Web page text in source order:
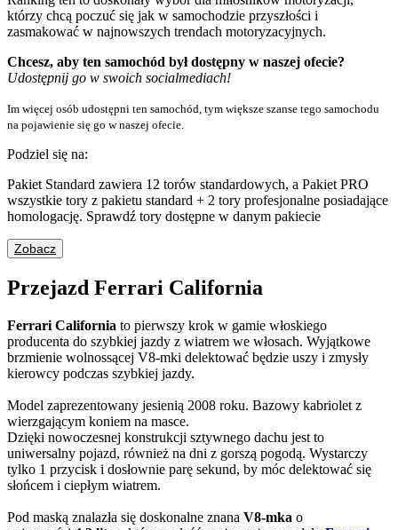
którzy chcą poczuć się jak w samochodzie przyszłości i
zasmakować w najnowszych trendach motoryzacyjnych.
Chcesz, aby ten samochód był dostępny w naszej ofecie?
Udostępnij go w swoich socialmediach!
Im więcej osób udostępni ten samochód, tym większe szanse tego samochodu
na pojawienie się go w naszej ofecie.
Podziel się na:
Pakiet Standard zawiera 12 torów standardowych, a Pakiet PRO
wszystkie tory z pakietu standard + 2 tory profesjonalne posiadające
homologację. Sprawdź tory dostępne w danym pakiecie
Zobacz
Przejazd Ferrari California
Ferrari California to pierwszy krok w gamie włoskiego
producenta do szybkiej jazdy z wiatrem we włosach. Wyjątkowe
brzmienie wolnossącej V8-mki delektować będzie uszy i zmysły
kierowcy podczas szybkiej jazdy.
Model zaprezentowany jesienią 2008 roku. Bazowy kabriolet z
wierzgającym koniem na masce.
Dzięki nowoczesnej konstrukcji sztywnego dachu jest to
uniwersalny pojazd, również na dni z gorszą pogodą. Wystarczy
tylko 1 przycisk i dosłownie parę sekund, by móc delektować się
słońcem i ciepłym wiatrem.
Pod maską znalazła się doskonalne znana V8-mka o